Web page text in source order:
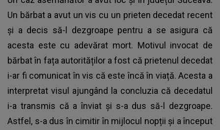
Un bărbat a avut un vis cu un prieten decedat recent
și a decis să-l dezgroape pentru a se asigura că
acesta este cu adevărat mort. Motivul invocat de
bărbat în fața autorităților a fost că prietenul decedat
i-ar fi comunicat în vis că este încă în viață. Acesta a
interpretat visul ajungând la concluzia că decedatul
i-a transmis că a înviat și s-a dus să-l dezgroape.
Astfel, s-a dus în cimitir în mijlocul nopții și a început